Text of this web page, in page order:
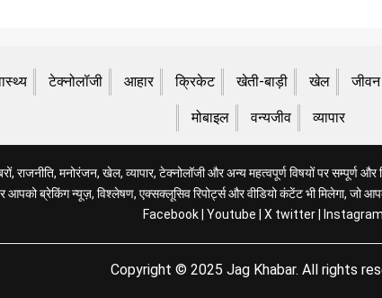
टेक्नोलॉजी आहार क्रिकेट खेती-बाड़ी खेल
मोबाइल वन्यजीव व्यापार
मनोरंजन, खेल, व्यापार, टेक्नोलॉजी और अन्य महत्वपूर्ण विषयों पर सम्पूर्ण
आपको ब्रेकिंग न्यूज़, विश्लेषण, एक्सक्लूसिव रिपोर्ट्स और वीडियो कंटेंट भी मिलेगा, जो
Facebook Youtube X twitter Instagram
Copyright © 2025 Jag Khabar. All rights